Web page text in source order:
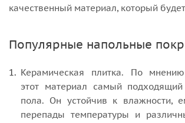
качественный материал, который
Популярные напольные
Керамическая плитка. По мнению
этот материал самый
пола. Он устойчив к влажности,
перепады температуры и